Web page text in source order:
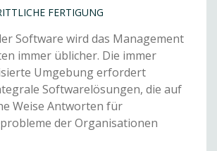
FERTIGUNG
Software wird das Management
immer üblicher. Die immer
Umgebung erfordert
Softwarelösungen, die auf
Weise Antworten für
der Organisationen